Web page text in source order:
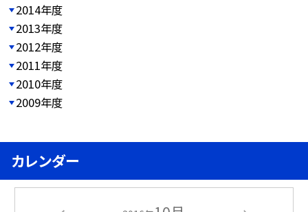
2014年度
2013年度
2012年度
2011年度
2010年度
2009年度
カレンダー